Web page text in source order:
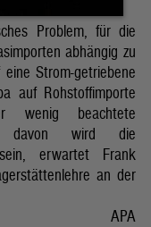
Problem, für die
abhängig zu
Strom-getriebene
auf Rohstoffimporte
wenig beachtete
davon wird die
erwartet Frank
an der
APA